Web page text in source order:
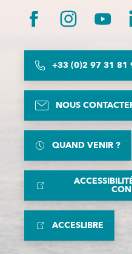
+33 (0)2 97 31 81
NOUS
QUAND VENIR ?
ACCESLIBRE